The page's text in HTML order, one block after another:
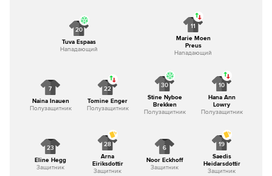
23
Eline Hegg
Защитник
28
Arna
Eiriksdottir
Защитник
6
Noor Eckhoff
Защитник
19
Saedis
Heidarsdottir
Защитник
7
Naina Inauen
Полузащитник
22
Tomine Enger
Полузащитник
30
Stine Nyboe
Brekken
Полузащитник
10
Hana Ann
Lowry
Полузащитник
20
Tuva Espaas
Нападающий
11
Marie Moen
Preus
Нападающий